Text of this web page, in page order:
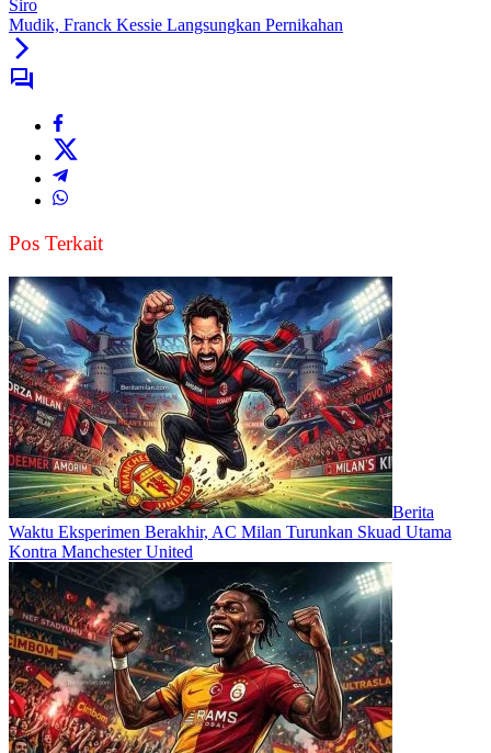
Siro
Mudik, Franck Kessie Langsungkan Pernikahan
Pos Terkait
Berita
Waktu Eksperimen Berakhir, AC Milan Turunkan Skuad Utama
Kontra Manchester United